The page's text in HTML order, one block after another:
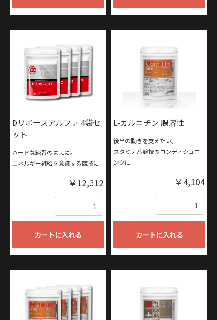
Dリボースアルファ 4袋セ
ット
ハードな練習のまえに。
エネルギー補給を意識する競技に
￥12,312
カートに入れる
L-カルニチン 腸溶性
後半の動きを支えたい。
スタミナ系競技のコンディショニ
ングに
￥4,104
カートに入れる